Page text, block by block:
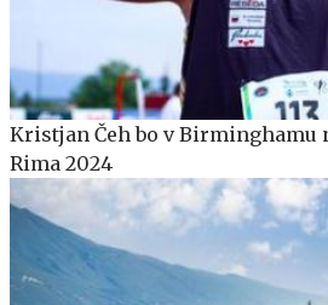
Kristjan Čeh bo v Birminghamu
Rima 2024